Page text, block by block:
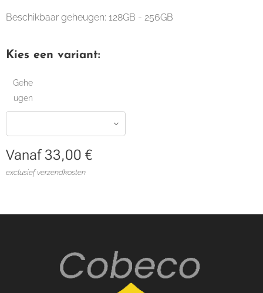
Beschikbaar geheugen: 128GB - 256GB
Kies een variant:
Gehe
ugen
Vanaf 33,00 €
exclusief verzendkosten